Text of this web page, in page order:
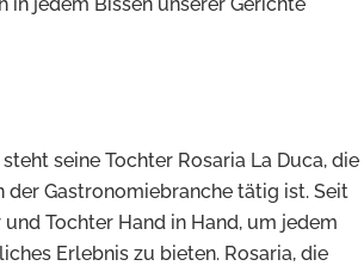
seine Tochter Rosaria La Duca, die
der Gastronomiebranche tätig ist. Seit
und Tochter Hand in Hand, um jedem
Erlebnis zu bieten. Rosaria, die